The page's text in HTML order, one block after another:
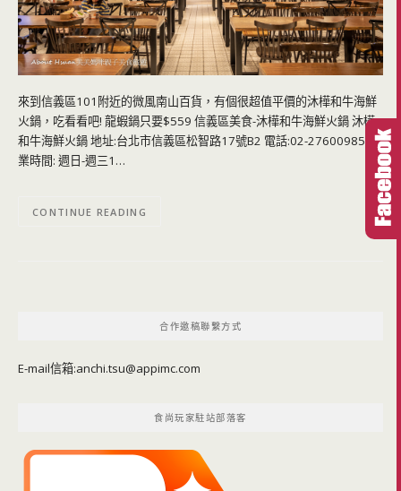
來到信義區101附近的微風南山百貨，有個很超值平價的沐樺和牛海鮮
火鍋，吃看看吧! 龍蝦鍋只要$559 信義區美食-沐樺和牛海鮮火鍋 沐樺
和牛海鮮火鍋 地址:台北市信義區松智路17號B2 電話:02-27600985 營
業時間: 週日-週三1…
CONTINUE READING
合作邀稿聯繫方式
E-mail信箱:anchi.tsu@appimc.com
食尚玩家駐站部落客